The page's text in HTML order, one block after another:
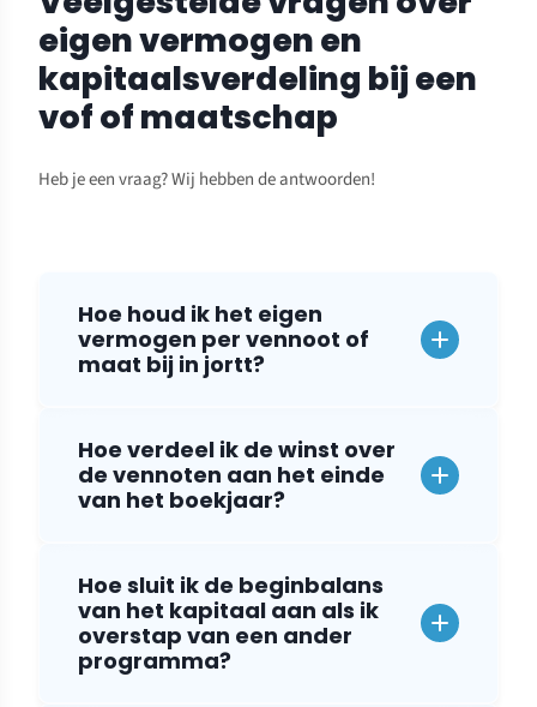
eigen vermogen en
kapitaalsverdeling bij een
vof of maatschap
Heb je een vraag? Wij hebben de antwoorden!
Hoe houd ik het eigen
vermogen per vennoot of
maat bij in jortt?
Hoe verdeel ik de winst over
de vennoten aan het einde
van het boekjaar?
Hoe sluit ik de beginbalans
van het kapitaal aan als ik
overstap van een ander
programma?